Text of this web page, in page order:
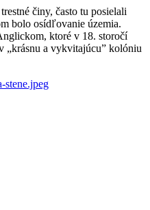
činy, často tu posielali
bolo osídľovanie územia.
ktoré v 18. storočí
„krásnu a vykvitajúcu” kolóniu